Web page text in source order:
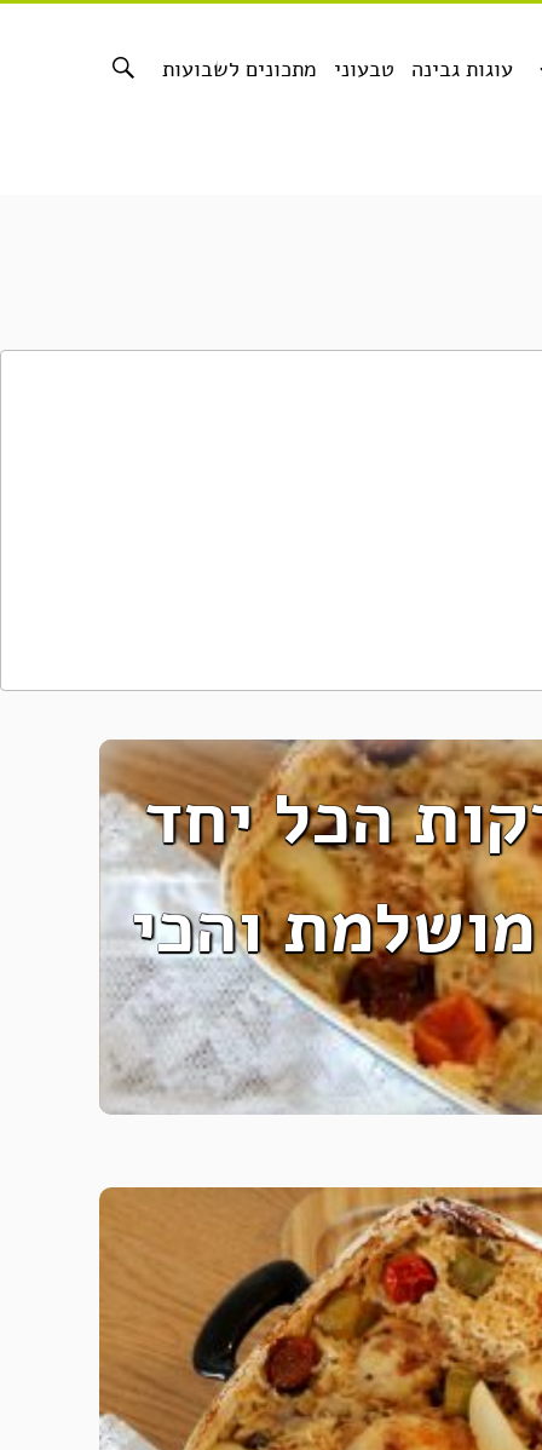
מתכונים לשבועות טבעוני עוגות גבינה
הכל יחד
והכי